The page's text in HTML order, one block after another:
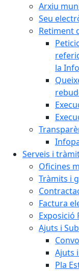
Arxiu
Seu
Retiment
la
Serveis i
Oficines
Tràmits i
Factura
Exposició
Ajuts i
Ajuts
Pla